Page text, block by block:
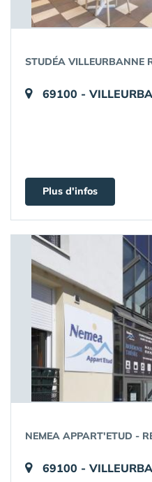
STUDÉA VILLEURBANNE
69100 -
Plus d'infos
NEMEA APPART'ETUD -
69100 -